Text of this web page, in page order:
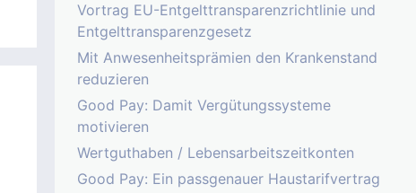
Vortrag EU-Entgelttransparenzrichtlinie und
Entgelttransparenzgesetz
Mit Anwesenheitsprämien den Krankenstand
reduzieren
Good Pay: Damit Vergütungssysteme
motivieren
Wertguthaben / Lebensarbeitszeitkonten
Good Pay: Ein passgenauer Haustarifvertrag